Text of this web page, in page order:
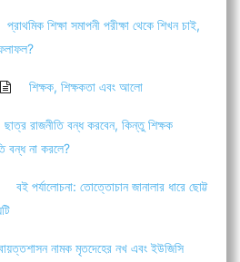
প্রাথমিক শিক্ষা সমাপনী পরীক্ষা থেকে শিখন চাই,
শিক্ষক, শিক্ষকতা এবং আলো
ছাত্র রাজনীতি বন্ধ করবেন, কিন্তু শিক্ষক
বন্ধ না করলে?
বই পর্যালোচনা: তোত্তোচান জানালার ধারে ছোট্ট
নামক মৃতদেহের নখ এবং ইউজিসি